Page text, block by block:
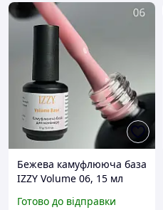
Бежева камуфлююча база
IZZY Volume 06, 15 мл
Готово до відправки